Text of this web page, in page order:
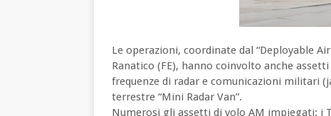
Le operazioni, coordinate dal “Deployable
Ranatico (FE), hanno coinvolto anche
frequenze di radar e comunicazioni militari
terrestre “Mini Radar Van”.
Numerosi gli assetti di volo AM impiegati: i